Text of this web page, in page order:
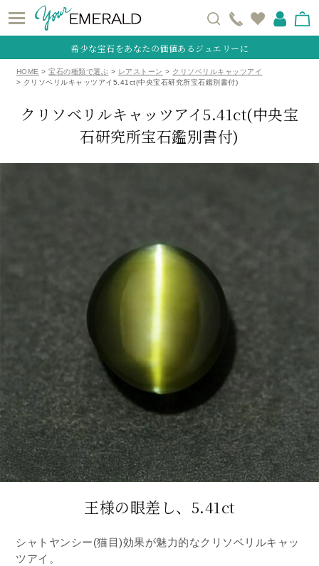
希少な宝石をあなたの価値あるジュエリーに
HOME 宝石の種類で選ぶ レアストーン
クリソベリルキャッツアイ
クリソベリルキャッツアイ5.41ct(中央宝石研究所宝石鑑別書付)
クリソベリルキャッツアイ5.41ct(中央宝
石研究所宝石鑑別書付)
王様の眼差し、5.41ct
シャトヤンシー(猫目)効果が魅力的なクリソベリルキャッ
ツアイ。